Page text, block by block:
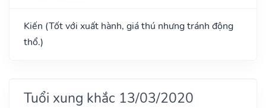
Kiến (Tốt với xuất hành, giá thú nhưng tránh động
thổ.)
Tuổi xung khắc 13/03/2020